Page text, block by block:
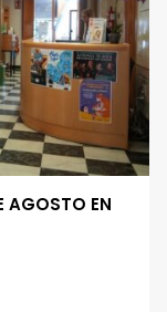
AGOSTO EN